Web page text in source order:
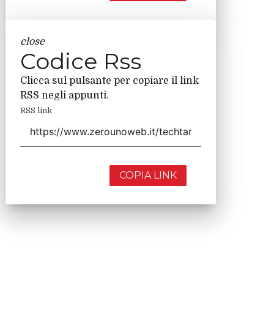
close
Codice Rss
Clicca sul pulsante per copiare il link
RSS negli appunti.
RSS link
COPIA LINK